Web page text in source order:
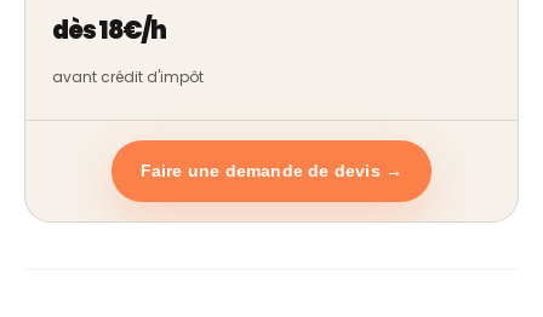
dès 18€/h
avant crédit d'impôt
Faire une demande de devis →